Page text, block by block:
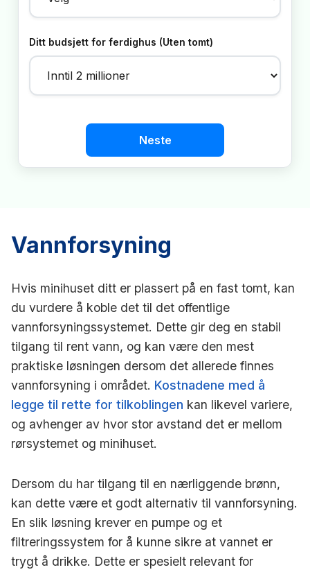
Ditt budsjett for ferdighus (Uten tomt)
Neste
Vannforsyning
Hvis minihuset ditt er plassert på en fast tomt, kan
du vurdere å koble det til det offentlige
vannforsyningssystemet. Dette gir deg en stabil
tilgang til rent vann, og kan være den mest
praktiske løsningen dersom det allerede finnes
vannforsyning i området. Kostnadene med å
legge til rette for tilkoblingen kan likevel variere,
og avhenger av hvor stor avstand det er mellom
rørsystemet og minihuset.
Dersom du har tilgang til en nærliggende brønn,
kan dette være et godt alternativ til vannforsyning.
En slik løsning krever en pumpe og et
filtreringssystem for å kunne sikre at vannet er
trygt å drikke. Dette er spesielt relevant for